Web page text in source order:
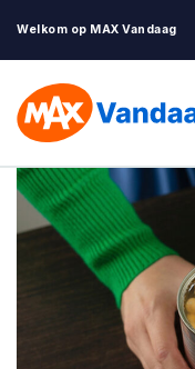
Welkom op MAX Vandaag